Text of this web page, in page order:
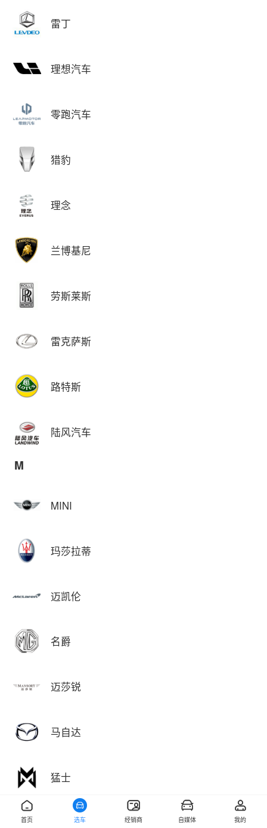
雷丁
理想汽车
零跑汽车
猎豹
理念
兰博基尼
劳斯莱斯
雷克萨斯
路特斯
陆风汽车
M
MINI
玛莎拉蒂
迈凯伦
名爵
迈莎锐
马自达
猛士
首页 选车 经销商 自媒体 我的